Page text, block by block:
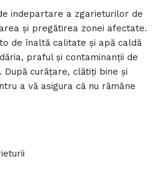
indepartare a zgarieturilor de
și pregătirea zonei afectate.
de înaltă calitate și apă caldă
praful și contaminanții de
curățare, clătiți bine și
a vă asigura că nu rămâne